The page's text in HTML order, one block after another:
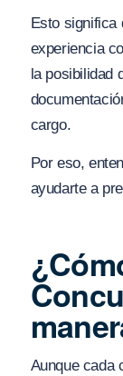
Esto significa
experiencia
la posibilidad
cargo.
Por eso,
ayudarte a
Aunque cada